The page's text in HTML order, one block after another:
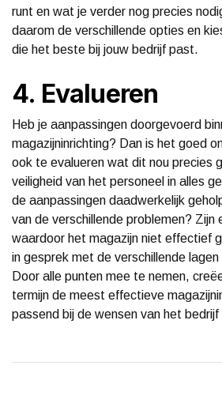
runt en wat je verder nog precies
daarom de verschillende opties en
die het beste bij jouw bedrijf past.
4. Evalueren
Heb je aanpassingen doorgevoerd
magazijninrichting? Dan is het goed
ook te evalueren wat dit nou precies
veiligheid van het personeel in alles
de aanpassingen daadwerkelijk
van de verschillende problemen? Zijn
waardoor het magazijn niet effectief
in gesprek met de verschillende
Door alle punten mee te nemen,
termijn de meest effectieve
passend bij de wensen van het